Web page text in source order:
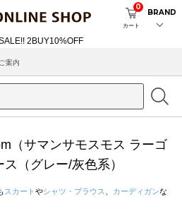
カート
0
BRAND
案内
（サマンサモスモス ラーゴ
（グレー/灰色系）
スカート やシャツ・ブラウス カーディガンな